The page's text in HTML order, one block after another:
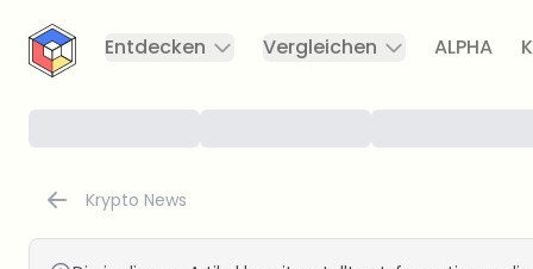
CryptoTicker
Entdecken
Vergleichen ALPHA
Krypto News